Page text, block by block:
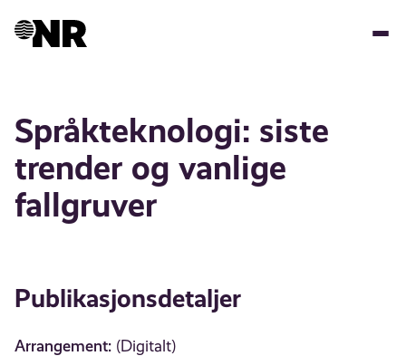
Språkteknologi: siste
trender og vanlige
fallgruver
Publikasjonsdetaljer
Arrangement: (Digitalt)